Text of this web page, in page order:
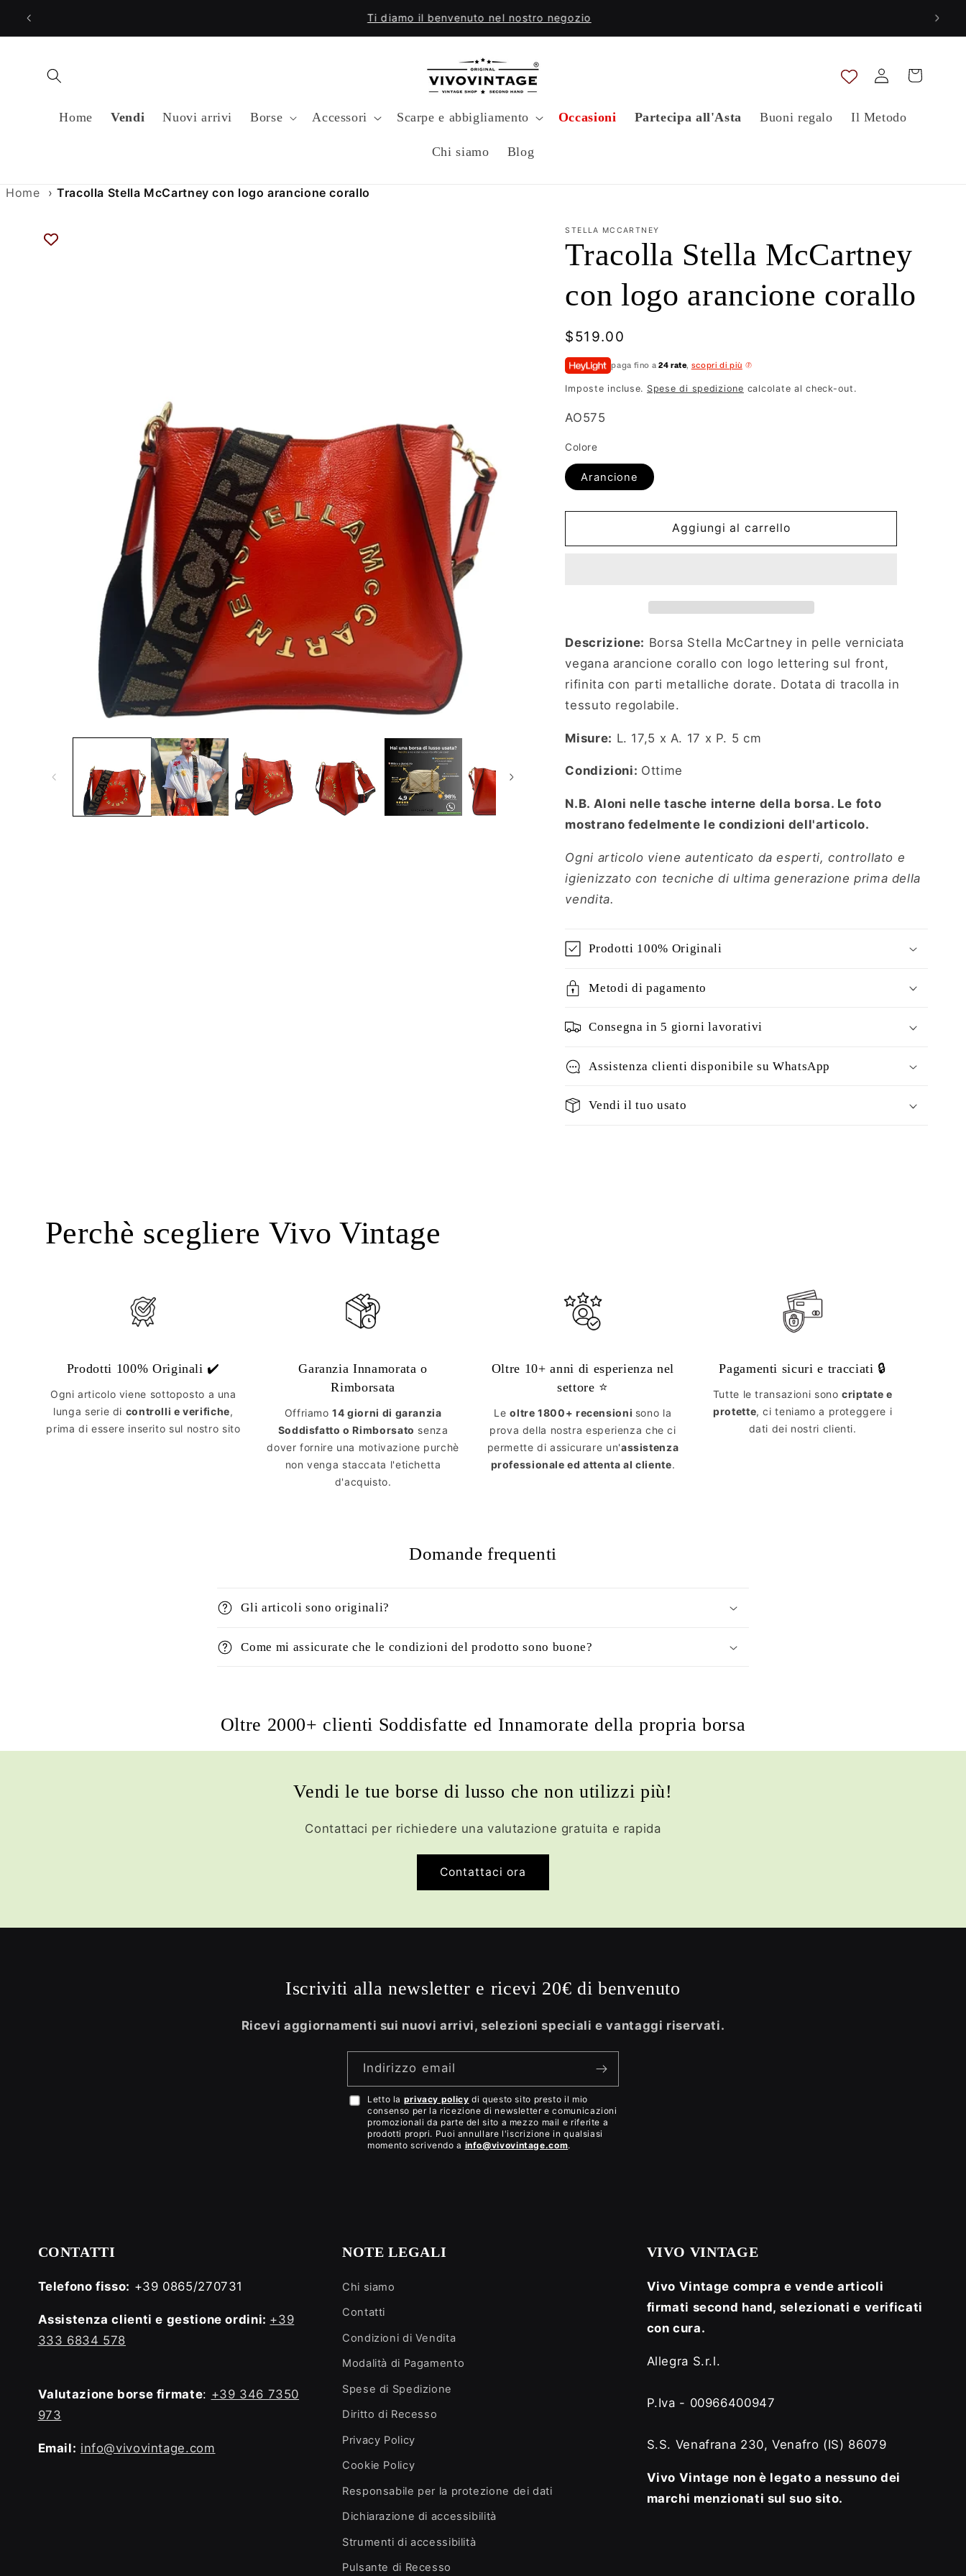
direttamente
Ti diamo il benvenuto nel nostro negozio
Home Vendi Nuovi arrivi Borse Accessori Scarpe e abbigliamento Occasioni Partecipa all'Asta Buoni regalo Il Metodo
Chi siamo Blog
Accedi Carrello
Home ›Tracolla Stella McCartney con logo arancione corallo
Passa alle
informazioni
STELLA MCCARTNEY
Tracolla Stella McCartney
con logo arancione corallo
Prezzo
di
listino
$519.00
paga fino a 24 rate, scopri di più
Imposte incluse. Spese di spedizione calcolate al check-out.
SKU:
AO575
Colore
Arancione
Aggiungi al carrello
Descrizione: Borsa Stella McCartney in pelle verniciata
vegana arancione corallo con logo lettering sul front,
rifinita con parti metalliche dorate. Dotata di tracolla in
tessuto regolabile.
Misure: L. 17,5 x A. 17 x P. 5 cm
Condizioni: Ottime
N.B. Aloni nelle tasche interne della borsa. Le foto
mostrano fedelmente le condizioni dell'articolo.
Ogni articolo viene autenticato da esperti, controllato e
igienizzato con tecniche di ultima generazione prima della
vendita.
Prodotti 100% Originali
Metodi di pagamento
Consegna in 5 giorni lavorativi
Assistenza clienti disponibile su WhatsApp
Vendi il tuo usato
Perchè scegliere Vivo Vintage
Prodotti 100% Originali ✔️
Ogni articolo viene sottoposto a una
lunga serie di controlli e verifiche,
prima di essere inserito sul nostro sito
Garanzia Innamorata o
Rimborsata
Offriamo14 giorni di garanzia
Soddisfatto o Rimborsato senza
dover fornire una motivazione purchè
non venga staccata l'etichetta
d'acquisto.
Oltre 10+ anni di esperienza nel
settore ⭐️
Leoltre 1800+ recensioni sono la
prova della nostra esperienza che ci
permette di assicurare un'assistenza
professionale ed attenta al cliente.
Pagamenti sicuri e tracciati 🔒
Tutte le transazioni sonocriptate e
protette, ci teniamo a proteggere i
dati dei nostri clienti.
Domande frequenti
Gli articoli sono originali?
Come mi assicurate che le condizioni del prodotto sono buone?
Oltre 2000+ clienti Soddisfatte ed Innamorate della propria borsa
Vendi le tue borse di lusso che non utilizzi più!
Contattaci per richiedere una valutazione gratuita e rapida
Contattaci ora
Iscriviti alla newsletter e ricevi 20€ di benvenuto
Ricevi aggiornamenti sui nuovi arrivi, selezioni speciali e vantaggi riservati.
Indirizzo email
Accetto
privacy
Letto la privacy policy di questo sito presto il mio
consenso per la ricezione di newsletter e comunicazioni
promozionali da parte del sito a mezzo mail e riferite a
prodotti propri. Puoi annullare l'iscrizione in qualsiasi
momento scrivendo a info@vivovintage.com.
CONTATTI
Telefono fisso: +39 0865/270731
Assistenza clienti e gestione ordini: +39
333 6834 578
Valutazione borse firmate: +39 346 7350
973
Email: info@vivovintage.com
NOTE LEGALI
Chi siamo
Contatti
Condizioni di Vendita
Modalità di Pagamento
Spese di Spedizione
Diritto di Recesso
Privacy Policy
Cookie Policy
Responsabile per la protezione dei dati
Dichiarazione di accessibilità
Strumenti di accessibilità
Pulsante di Recesso
VIVO VINTAGE
Vivo Vintage compra e vende articoli
firmati second hand, selezionati e verificati
con cura.
Allegra S.r.l.
P.Iva - 00966400947
S.S. Venafrana 230, Venafro (IS) 86079
Vivo Vintage non è legato a nessuno dei
marchi menzionati sul suo sito.